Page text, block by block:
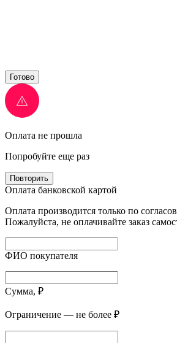
Готово
Оплата не прошла
Попробуйте еще раз
Повторить
Оплата банковской картой
Оплата производится только по
Пожалуйста, не оплачивайте заказ
ФИО покупателя
Сумма, ₽
Ограничение — не более ₽